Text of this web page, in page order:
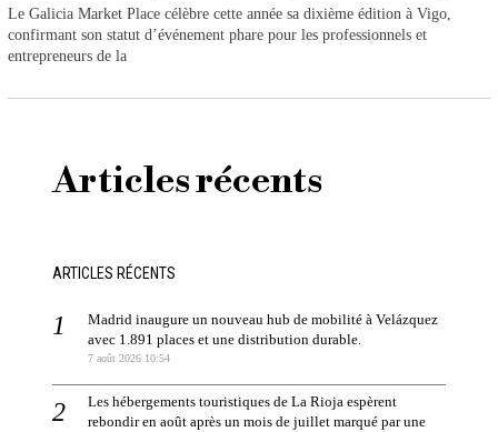
Le Galicia Market Place célèbre cette année sa dixième édition à Vigo,
confirmant son statut d’événement phare pour les professionnels et
entrepreneurs de la
Articles récents
ARTICLES RÉCENTS
Madrid inaugure un nouveau hub de mobilité à Velázquez
avec 1.891 places et une distribution durable.
7 août 2026 10:54
Les hébergements touristiques de La Rioja espèrent
rebondir en août après un mois de juillet marqué par une